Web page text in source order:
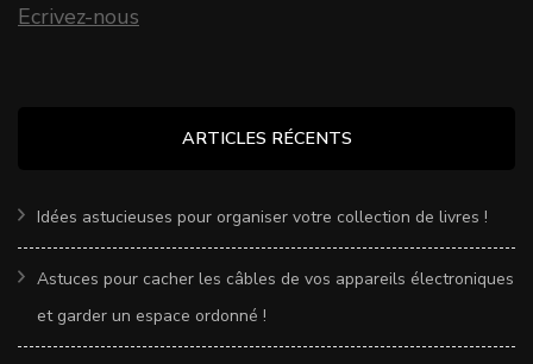
Ecrivez-nous
ARTICLES RÉCENTS
Idées astucieuses pour organiser votre collection de livres !
Astuces pour cacher les câbles de vos appareils électroniques
et garder un espace ordonné !